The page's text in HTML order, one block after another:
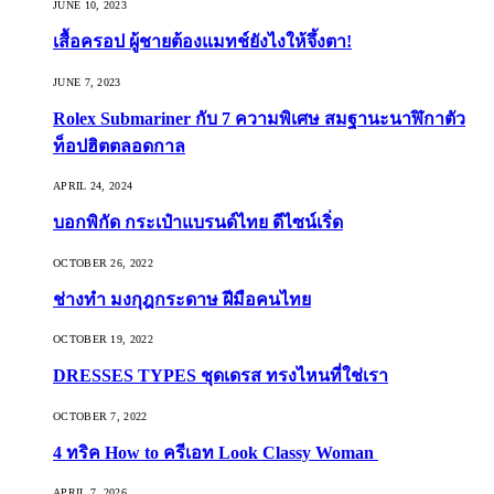
JUNE 10, 2023
เสื้อครอป ผู้ชายต้องแมทช์ยังไงให้จึ้งตา!
JUNE 7, 2023
Rolex Submariner กับ 7 ความพิเศษ สมฐานะนาฬิกาตัว
ท็อปฮิตตลอดกาล
APRIL 24, 2024
บอกพิกัด กระเป๋าแบรนด์ไทย ดีไซน์เริ่ด
OCTOBER 26, 2022
ช่างทำ มงกุฎกระดาษ ฝีมือคนไทย
OCTOBER 19, 2022
DRESSES TYPES ชุดเดรส ทรงไหนที่ใช่เรา
OCTOBER 7, 2022
4 ทริค How to ครีเอท Look Classy Woman